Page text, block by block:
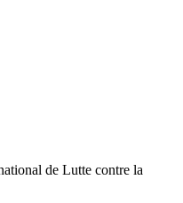
de Lutte contre la